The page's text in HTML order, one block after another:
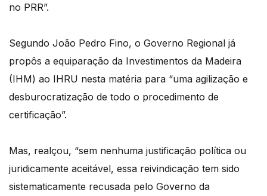
no PRR”.
Segundo João Pedro Fino, o Governo Regional já
propôs a equiparação da Investimentos da Madeira
(IHM) ao IHRU nesta matéria para “uma agilização e
desburocratização de todo o procedimento de
certificação”.
Mas, realçou, “sem nenhuma justificação política ou
juridicamente aceitável, essa reivindicação tem sido
sistematicamente recusada pelo Governo da